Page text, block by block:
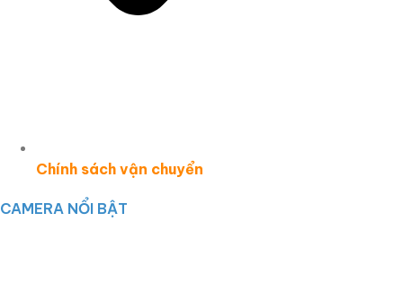
Chính sách vận chuyển
CAMERA NỔI BẬT